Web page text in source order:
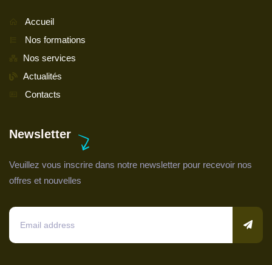
Accueil
Nos formations
Nos services
Actualités
Contacts
Newsletter
Veuillez vous inscrire dans notre newsletter pour recevoir nos
offres et nouvelles